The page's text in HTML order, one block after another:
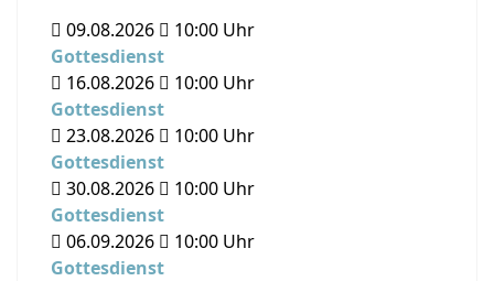
09.08.2026 10:00 Uhr
Gottesdienst
16.08.2026
10:00 Uhr
Gottesdienst
23.08.2026
10:00 Uhr
Gottesdienst
30.08.2026
10:00 Uhr
Gottesdienst
06.09.2026
10:00 Uhr
Gottesdienst